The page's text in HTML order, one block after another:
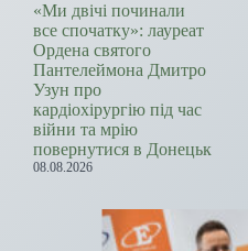
«Ми двічі починали
все спочатку»: лауреат
Ордена святого
Пантелеймона Дмитро
Узун про
кардіохірургію під час
війни та мрію
повернутися в Донецьк
08.08.2026